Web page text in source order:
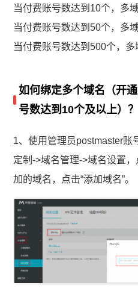
当付费账号数达到10个，多
当付费账号数达到50个，多
当付费账号数达到500个，多
如何绑定多个域名（开
号数达到10个及以上）？
1、使用管理员postmaster账
定制->域名管理->域名设置
加的域名，点击“添加域名”。